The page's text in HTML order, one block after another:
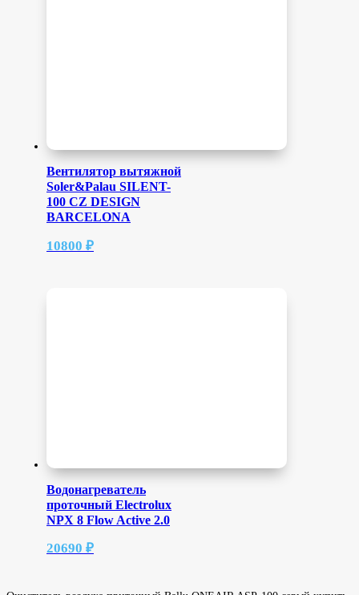
Вентилятор вытяжной
Soler&Palau SILENT-
100 CZ DESIGN
BARCELONA
10800 ₽
Водонагреватель
проточный Electrolux
NPX 8 Flow Active 2.0
20690 ₽